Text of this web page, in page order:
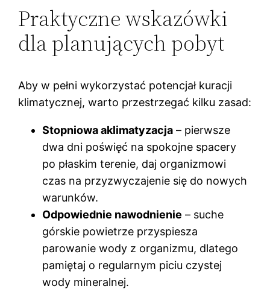
Praktyczne wskazówki
dla planujących pobyt
Aby w pełni wykorzystać potencjał kuracji
klimatycznej, warto przestrzegać kilku zasad:
Stopniowa aklimatyzacja – pierwsze
dwa dni poświęć na spokojne spacery
po płaskim terenie, daj organizmowi
czas na przyzwyczajenie się do nowych
warunków.
Odpowiednie nawodnienie – suche
górskie powietrze przyspiesza
parowanie wody z organizmu, dlatego
pamiętaj o regularnym piciu czystej
wody mineralnej.